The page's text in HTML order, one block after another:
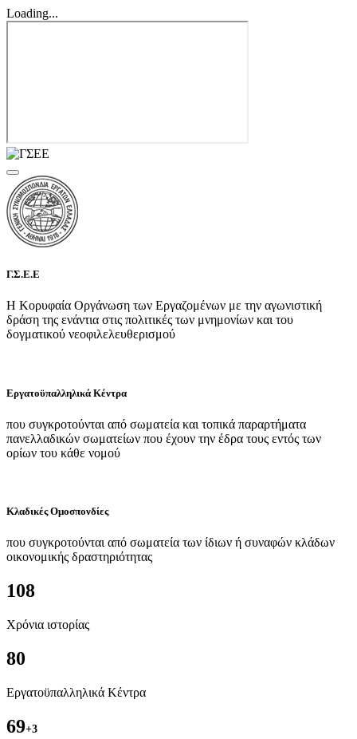
Loading...
Γ.Σ.Ε.Ε
Η Κορυφαία Οργάνωση των Εργαζομένων με την αγωνιστική
δράση της ενάντια στις πολιτικές των μνημονίων και του
δογματικού νεοφιλελευθερισμού
Εργατοϋπαλληλικά Κέντρα
που συγκροτούνται από σωματεία και τοπικά παραρτήματα
πανελλαδικών σωματείων που έχουν την έδρα τους εντός των
ορίων του κάθε νομού
Κλαδικές Ομοσπονδίες
που συγκροτούνται από σωματεία των ίδιων ή συναφών κλάδων
οικονομικής δραστηριότητας
108
Χρόνια ιστορίας
80
Εργατοϋπαλληλικά Κέντρα
69+3